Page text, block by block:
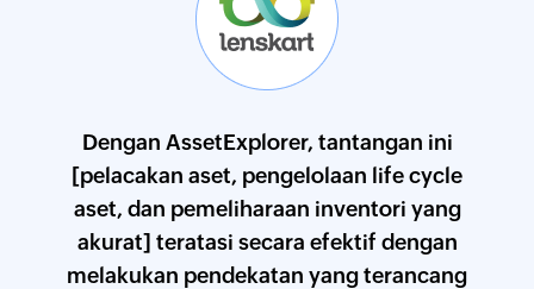
Dengan AssetExplorer, tantangan ini
[pelacakan aset, pengelolaan life cycle
aset, dan pemeliharaan inventori yang
akurat] teratasi secara efektif dengan
melakukan pendekatan yang terancang